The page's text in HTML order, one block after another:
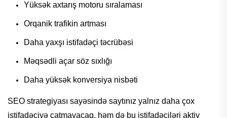
Yüksək axtarış motoru sıralaması
Orqanik trafikin artması
Daha yaxşı istifadəçi təcrübəsi
Məqsədli açar söz sıxlığı
Daha yüksək konversiya nisbəti
SEO strategiyası sayəsində saytınız yalnız daha çox
istifadəçiyə çatmayacaq, həm də bu istifadəçiləri aktiv